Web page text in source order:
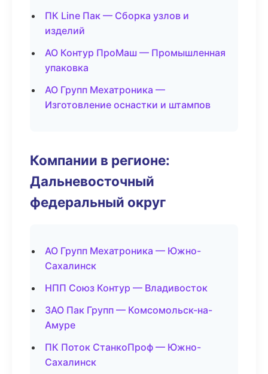
ПК Line Пак — Сборка узлов и
изделий
АО Контур ПроМаш — Промышленная
упаковка
АО Групп Мехатроника —
Изготовление оснастки и штампов
Компании в регионе:
Дальневосточный
федеральный округ
АО Групп Мехатроника — Южно-
Сахалинск
НПП Союз Контур — Владивосток
ЗАО Пак Групп — Комсомольск-на-
Амуре
ПК Поток СтанкоПроф — Южно-
Сахалинск